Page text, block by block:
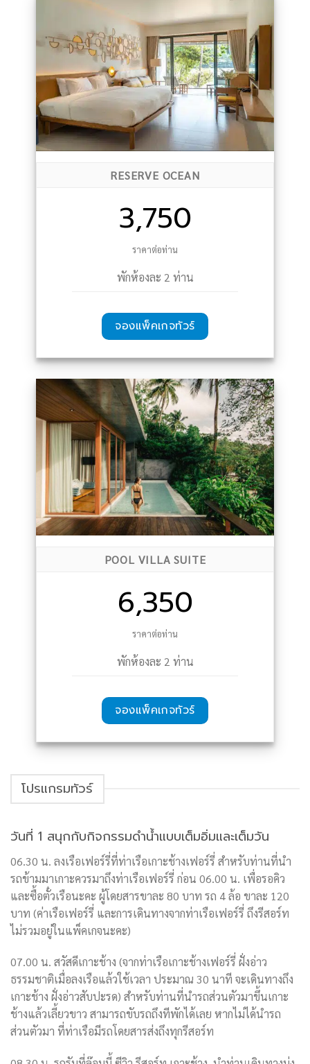
RESERVE OCEAN
3,750
ราคาต่อท่าน
พักห้องละ 2 ท่าน
จองแพ็คเกจทัวร์
POOL VILLA SUITE
6,350
ราคาต่อท่าน
พักห้องละ 2 ท่าน
จองแพ็คเกจทัวร์
โปรแกรมทัวร์
วันที่ 1 สนุกกับกิจกรรมดำน้ำแบบเต็มอิ่มและเต็มวัน
06.30 น. ลงเรือเฟอร์รี่ที่ท่าเรือเกาะช้างเฟอร์รี่ สำหรับท่านที่นำ
รถข้ามมาเกาะควรมาถึงท่าเรือเฟอร์รี่ ก่อน 06.00 น. เพื่อรอคิว
และซื้อตั๋วเรือนะคะ ผู้โดยสารขาละ 80 บาท รถ 4 ล้อ ขาละ 120
บาท (ค่าเรือเฟอร์รี่ และการเดินทางจากท่าเรือเฟอร์รี่ ถึงรีสอร์ท
ไม่รวมอยู่ในแพ็คเกจนะคะ)
07.00 น. สวัสดีเกาะช้าง (จากท่าเรือเกาะช้างเฟอร์รี่ ฝั่งอ่าว
ธรรมชาติเมื่อลงเรือแล้วใช้เวลา ประมาณ 30 นาที จะเดินทางถึง
เกาะช้าง ฝั่งอ่าวสับปะรด) สำหรับท่านที่นำรถส่วนตัวมาขึ้นเกาะ
ช้างแล้วเลี้ยวขาว สามารถขับรถถึงทีพักได้เลย หากไม่ได้นำรถ
ส่วนตัวมา ที่ท่าเรือมีรถโดยสารส่งถึงทุกรีสอร์ท